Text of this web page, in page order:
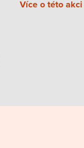
Více o této akci